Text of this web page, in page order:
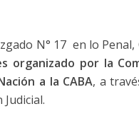
N° 17 en lo
organizado por la
a la CABA, a